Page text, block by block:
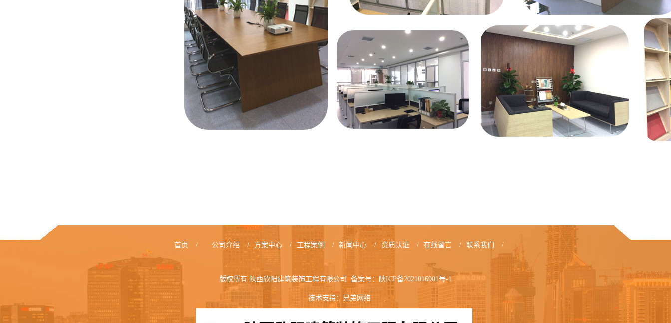
首页 / 公司介绍 / 方案中心 / 工程案例 / 新闻中心 / 资质认证 / 在线留言 / 联系我们 /
版权所有 陕西欣阳建筑装饰工程有限公司 备案号： 陕ICP备2021016901号-1
技术支持： 兄弟网络